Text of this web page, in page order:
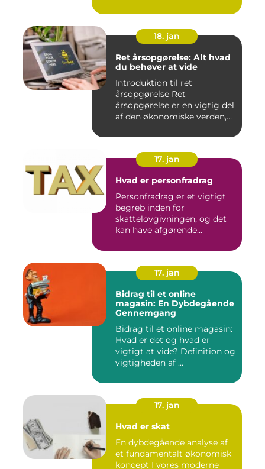
18. jan
Ret årsopgørelse: Alt hvad
du behøver at vide
Introduktion til ret
årsopgørelse Ret
årsopgørelse er en vigtig del
af den økonomiske verden,
17. jan
Hvad er personfradrag
Personfradrag er et vigtigt
begreb inden for
skattelovgivningen, og det
kan have afgørende
17. jan
Bidrag til et online
magasin: En Dybdegående
Gennemgang
Bidrag til et online magasin:
Hvad er det og hvad er
vigtigt at vide? Definition og
vigtigheden af ...
17. jan
Hvad er skat
En dybdegående analyse af
et fundamentalt økonomisk
koncept I vores moderne